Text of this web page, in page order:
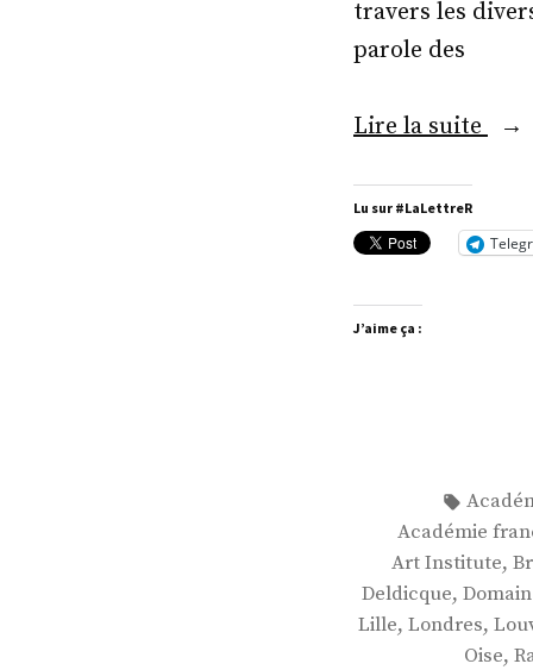
travers les
parole des
Lire la suite « M.
Lu sur #LaLettreR
J’aime ça :
Académie
Art Institute,
Deldicque,
Lille, Londres,
Oise,